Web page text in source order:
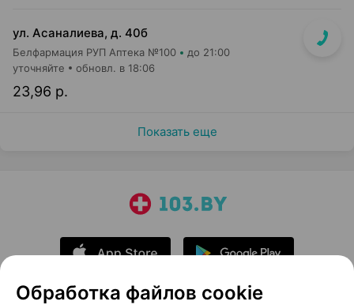
ул. Асаналиева, д. 40б
Белфармация РУП Аптека №100 до 21:00
23,96 р.
уточняйте обновл. в 18:06
Показать еще
Обработка файлов cookie